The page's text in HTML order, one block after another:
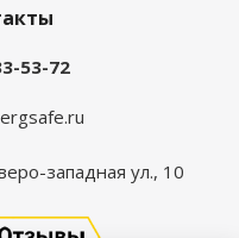
53-72
западная ул., 10